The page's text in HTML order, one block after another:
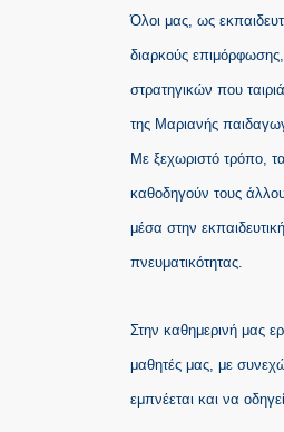
Όλοι μας, ως
διαρκούς
στρατηγικών που
της Μαριανής
Με ξεχωριστό τρόπο,
καθοδηγούν τους
μέσα στην
πνευματικότητας.
Στην καθημερινή μας
μαθητές μας, με
εμπνέεται και να